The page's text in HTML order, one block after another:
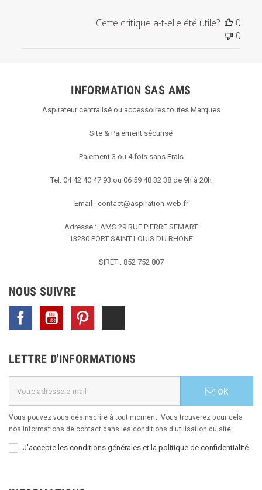
Cette critique a-t-elle été utile?
0
0
INFORMATION SAS AMS
Aspirateur centralisé ou accessoires toutes Marques
Site & Paiement sécurisé
Paiement 3 ou 4 fois sans Frais
Tel: 04 42 40 47 93 ou 06 59 48 32 38 de 9h à 20h
Email : contact@aspiration-web.fr
Adresse : AMS 29 RUE PIERRE SEMART
13230 PORT SAINT LOUIS DU RHONE
SIRET : 852 752 807
NOUS SUIVRE
Facebook YouTube
LETTRE D'INFORMATIONS
ok
Vous pouvez vous désinscrire à tout moment. Vous trouverez pour cela
nos informations de contact dans les conditions d'utilisation du site.
J'accepte les conditions générales et la politique de confidentialité